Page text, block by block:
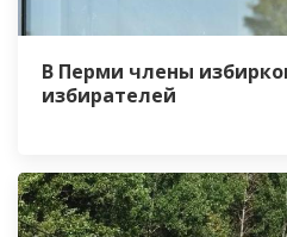
В Перми члены
избирателей